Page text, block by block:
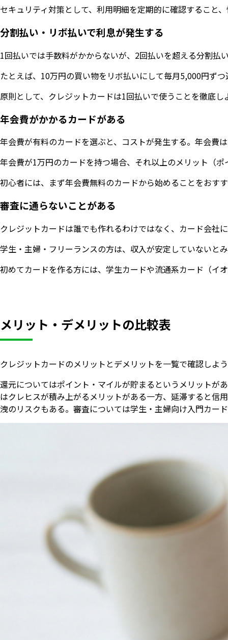
セキュリティ対策として、利用明細を定期的に確認すること
分割払い・リボ払いで利息が発生する
1回払いでは手数料がかからないが、2回払いを超える分割
たとえば、10万円の買い物をリボ払いにして毎月5,000円ず
原則として、クレジットカードは1回払いで使うことを徹底
年会費がかかるカードがある
年会費が有料のカードを選ぶと、コストが発生する。年会費
年会費が1万円のカードを持つ場合、それ以上のメリット（
初心者には、まず年会費無料のカードから始めることをおす
審査に通らないことがある
クレジットカードは誰でも作れるわけではなく、カード会社
学生・主婦・フリーランスの方は、収入が安定していないと
初めてカードを作る方には、学生カードや流通系カード（イ
メリット・デメリットの比較表
クレジットカードのメリットとデメリットを一覧で確認しよ
還元についてはポイント・マイルが貯まるというメリットが
はクレヒスが積み上がるメリットがある一方、延滞すると信
洩のリスクもある。審査については学生・主婦向け入門カー